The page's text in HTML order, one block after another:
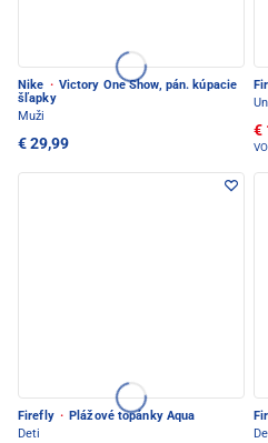
Nike · Victory One Show, pán. kúpacie
šľapky
Muži
€ 29,99
€
Firefly · Plážové topánky Aqua
Deti